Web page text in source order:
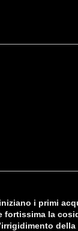
i primi
fortissima la